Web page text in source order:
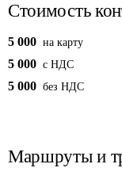
Стоимость
5 000 на карту
5 000 c НДС
5 000 без НДС
Маршруты и